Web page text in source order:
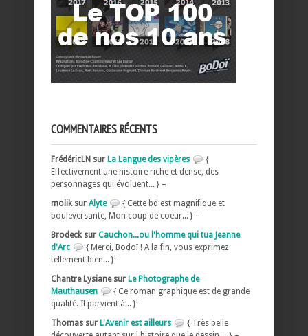
COMMENTAIRES RÉCENTS
FrédéricLN sur La Langue des vipères
{
Effectivement une histoire riche et dense, des
personnages qui évoluent... } –
molik sur Alyte
{ Cette bd est magnifique et
bouleversante, Mon coup de coeur... } –
Brodeck sur Cauchon...ou l'homme qui tua Jeanne
d'Arc
{ Merci, Bodoï ! A la fin, vous exprimez
tellement bien... } –
Chantre Lysiane sur Le Photographe de
Mauthausen
{ Ce roman graphique est de grande
qualité. Il parvient à... } –
Thomas sur L'Avenir est ailleurs
{ Très belle